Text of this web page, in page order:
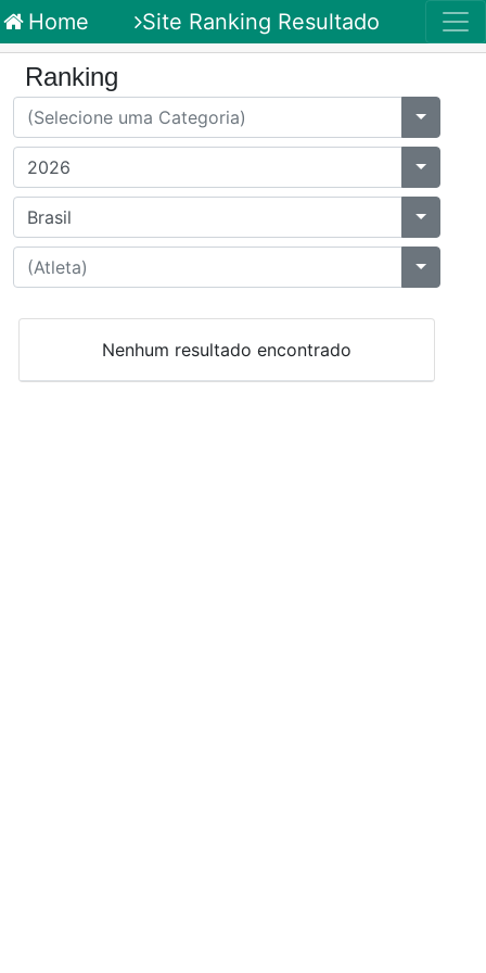
Home Site Ranking Resultado
Ranking
Nenhum resultado encontrado